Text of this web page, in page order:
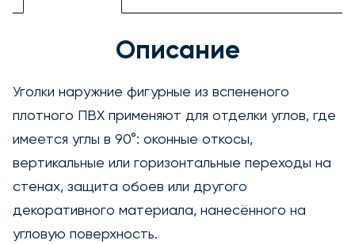
Описание
Уголки наружние фигурные из вспененого
плотного ПВХ применяют для отделки углов, где
имеется углы в 90°: оконные откосы,
вертикальные или горизонтальные переходы на
стенах, защита обоев или другого
декоративного материала, нанесённого на
угловую поверхность.